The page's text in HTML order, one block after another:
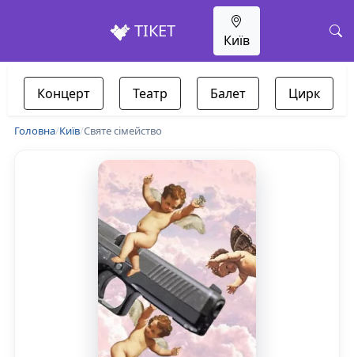
ТІКЕТ Київ
Концерт Театр Балет Цирк
Головна/Київ/Святе сімейство